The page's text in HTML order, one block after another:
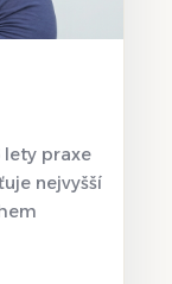
lety praxe
nejvyšší